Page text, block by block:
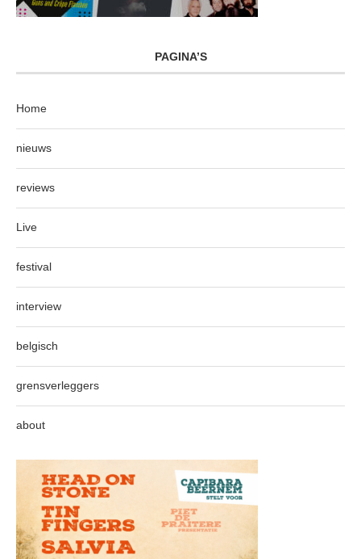
PAGINA’S
Home
nieuws
reviews
Live
festival
interview
belgisch
grensverleggers
about